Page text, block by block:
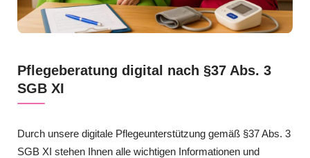
Pflegeberatung digital nach §37 Abs. 3
SGB XI
Durch unsere digitale Pflegeunterstützung gemäß §37 Abs. 3
SGB XI stehen Ihnen alle wichtigen Informationen und